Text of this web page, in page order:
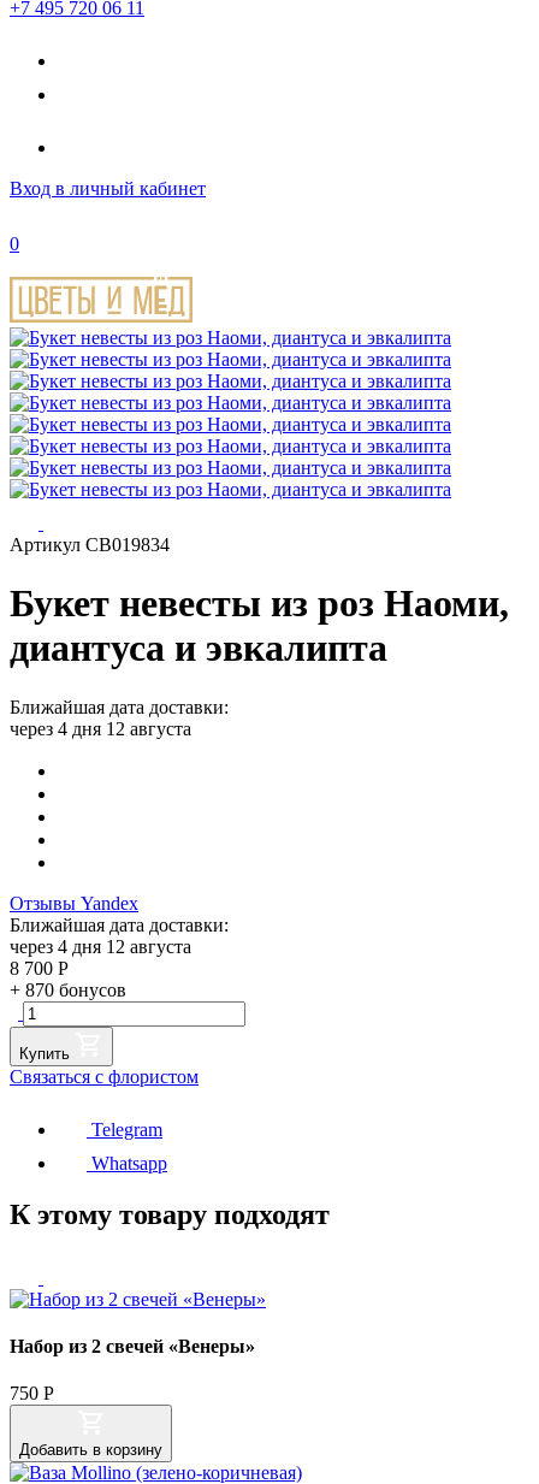
+7 495 720 06 11
Вход в личный кабинет
0
Артикул СВ019834
Букет невесты из роз Наоми,
диантуса и эвкалипта
Ближайшая дата доставки:
через 4 дня 12 августа
Отзывы Yandex
Ближайшая дата доставки:
через 4 дня 12 августа
8 700 Р
+ 870 бонусов
Купить
Связаться с флористом
Telegram
Whatsapp
К этому товару подходят
Набор из 2 свечей «Венеры»
750 Р
Добавить в корзину